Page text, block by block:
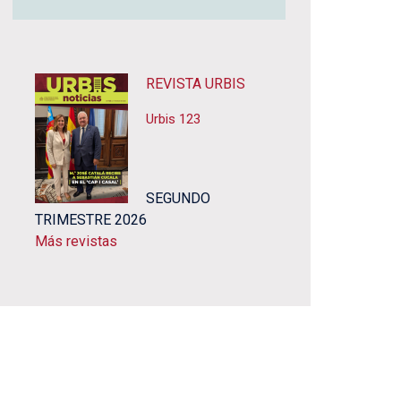
REVISTA URBIS
Urbis 123
SEGUNDO
TRIMESTRE 2026
Más revistas